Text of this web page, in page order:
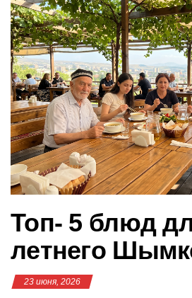
Топ- 5 блюд
летнего
23 июня, 2026